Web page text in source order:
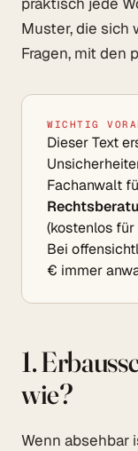
Muster, die sich
Fragen, mit den
WICHTIG
Dieser Text
Fachanwalt
(kostenlos
Bei
€ immer
1.
wie?
Wenn absehbar